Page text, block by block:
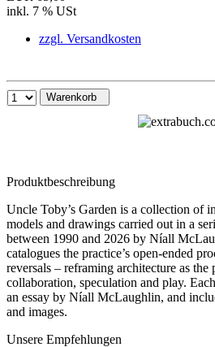
inkl. 7 % USt
zzgl. Versandkosten
Warenkorb
Produktbeschreibung
Uncle Toby’s Garden is a collection of
models and drawings carried out in a
between 1990 and 2026 by Níall
catalogues the practice’s open-ended
reversals – reframing architecture as the
collaboration, speculation and play.
an essay by Níall McLaughlin, and
and images.
Unsere Empfehlungen